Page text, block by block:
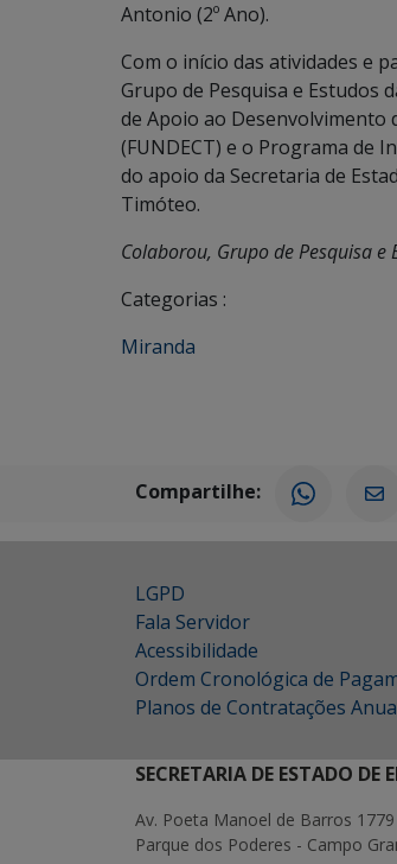
Antonio (2º Ano).
Com o início das atividades e
Grupo de Pesquisa e Estudos
de Apoio ao Desenvolvimento
(FUNDECT) e o Programa de
do apoio da Secretaria de
Timóteo.
Colaborou, Grupo de Pesquisa e
Categorias :
Miranda
Compartilhe:
LGPD
Fala Servidor
Acessibilidade
Ordem Cronológica de
Planos de Contratações
SECRETARIA DE ESTADO DE
Av. Poeta Manoel de Barros
Parque dos Poderes - Campo